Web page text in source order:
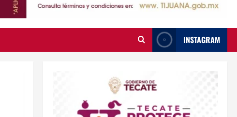
INSTAGRAM